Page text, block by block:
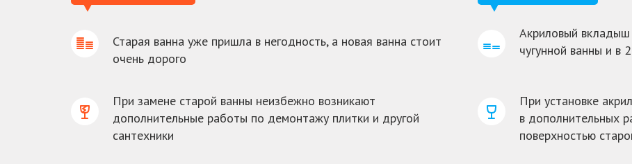
Старая ванна уже пришла в негодность, а новая ванна стоит
очень дорого
При замене старой ванны неизбежно возникают
дополнительные работы по демонтажу плитки и другой
сантехники
Акриловый
чугунной ванны и в
При установке
в дополнительных
поверхностью